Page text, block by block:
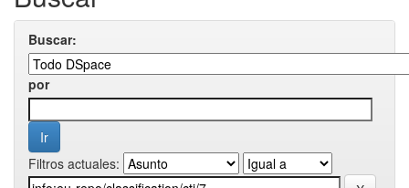
Buscar:
por
Filtros actuales: